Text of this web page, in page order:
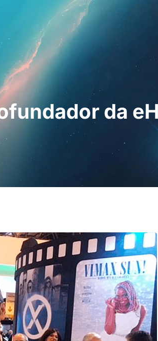
Para os doentes
da